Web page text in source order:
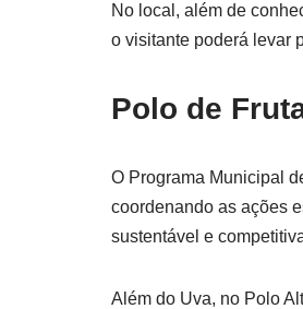
No local, além de
o visitante poderá levar
Polo de
O Programa Municipal
coordenando as ações
sustentável e
Além do Uva, no Polo